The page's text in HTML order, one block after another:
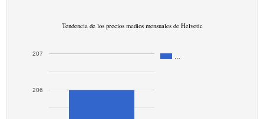
Tendencia de los precios medios mensuales de Helvetic
206
207